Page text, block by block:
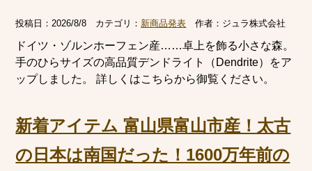
投稿日：2026/8/8 カテゴリ： 新商品発表 作者： ジュラ株式会社
ドイツ・ゾルンホーフェン産……卓上を飾る小さな森。
手のひらサイズの高品質デンドライト（Dendrite）をア
ップしました。 詳しくはこちらから御覧ください。
新着アイテム 富山県富山市産！太古
の日本は南国だった！1600万年前の